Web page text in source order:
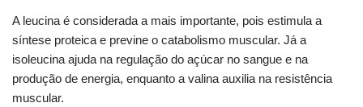
A leucina é considerada a mais importante, pois estimula a
síntese proteica e previne o catabolismo muscular. Já a
isoleucina ajuda na regulação do açúcar no sangue e na
produção de energia, enquanto a valina auxilia na resistência
muscular.